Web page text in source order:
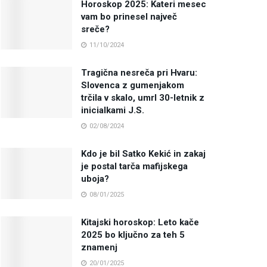
Horoskop 2025: Kateri mesec
vam bo prinesel največ
sreče?
11/10/2024
Tragična nesreča pri Hvaru:
Slovenca z gumenjakom
trčila v skalo, umrl 30-letnik z
inicialkami J.S.
02/08/2024
Kdo je bil Satko Kekić in zakaj
je postal tarča mafijskega
uboja?
08/01/2025
Kitajski horoskop: Leto kače
2025 bo ključno za teh 5
znamenj
20/01/2025